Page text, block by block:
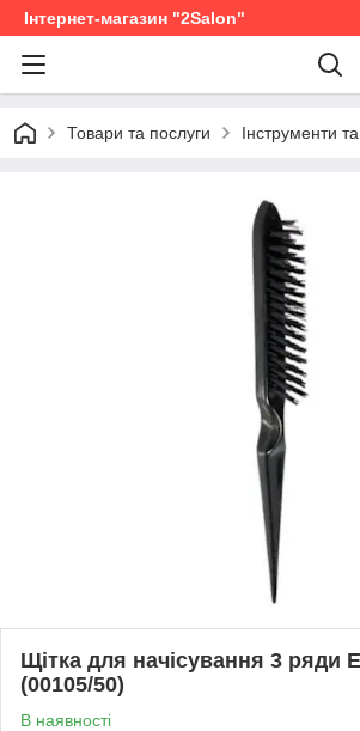
Інтернет-магазин "2Salon"
Товари та послуги Інструменти
Щітка для начісування 3 ряди
(00105/50)
В наявності